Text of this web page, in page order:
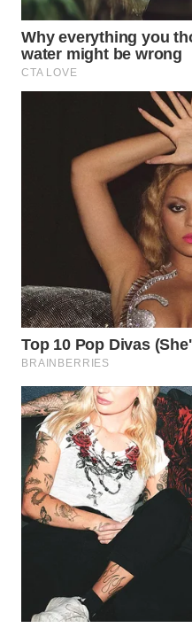
CIANJUR
WN
KEPULAUAN
SERIBU
TANGERANG
CIREBON
WN
INDRAMAYU
WN
KUNINGAN
WN
MAJALENGKA
WN
SUKABUMI